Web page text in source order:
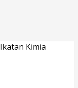
Ikatan Kimia